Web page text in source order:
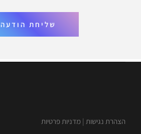
שליחת הודעה
הצהרת נגישות |מדניות פרטיות